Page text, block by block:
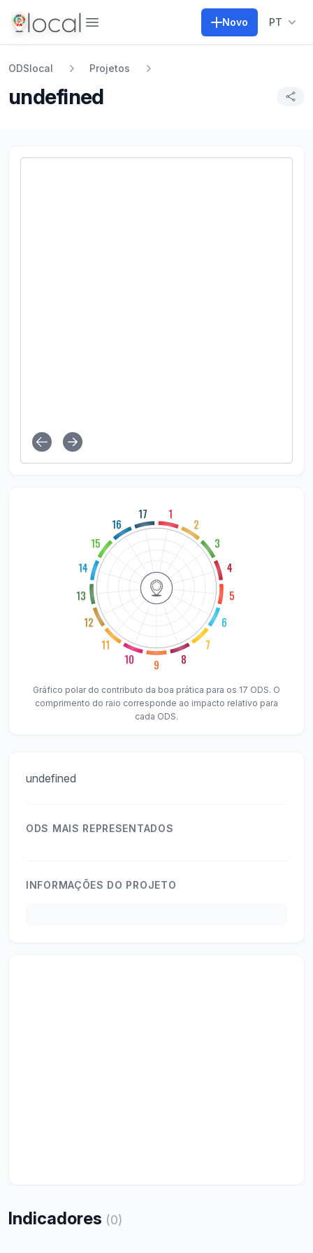
Abrir menu Novo PT
ODSlocal Projetos
undefined
1
2
3
4
5
6
7
8
9
10
11
12
13
14
15
16
17
Gráfico polar do contributo da boa prática para os 17 ODS. O
comprimento do raio corresponde ao impacto relativo para
cada ODS.
undefined
ODS MAIS REPRESENTADOS
INFORMAÇÕES DO PROJETO
Indicadores (0)